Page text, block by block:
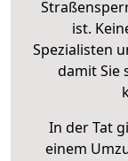
ist.
Spezialisten
damit Sie
In der Tat
einem